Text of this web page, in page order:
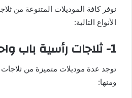
نوفر كافة الموديلات المتنوعة من
الأنواع التالية:
1- ثلاجات رأسية باب واحد
توجد عدة موديلات متميزة من
ومنها: